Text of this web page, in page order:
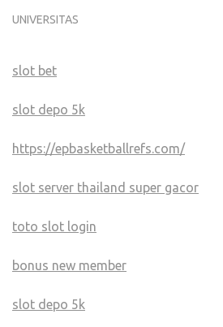
UNIVERSITAS
slot bet
slot depo 5k
https://epbasketballrefs.com/
slot server thailand super gacor
toto slot login
bonus new member
slot depo 5k